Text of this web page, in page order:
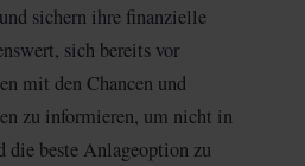
sichern ihre finanzielle
sich bereits vor
mit den Chancen und
zu informieren, um nicht in
die beste Anlageoption zu